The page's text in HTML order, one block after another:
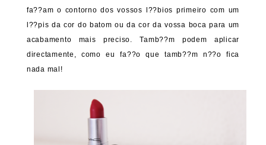
fa??am o contorno dos vossos l??bios primeiro com um
l??pis da cor do batom ou da cor da vossa boca para um
acabamento mais preciso. Tamb??m podem aplicar
directamente, como eu fa??o que tamb??m n??o fica
nada mal!